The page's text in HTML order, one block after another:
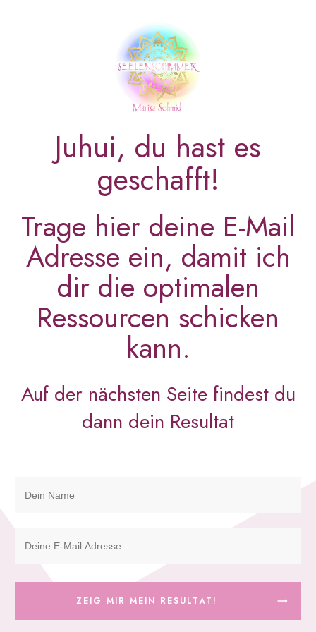
Juhui, du hast es
geschafft!
Trage hier deine E-Mail
Adresse ein, damit ich
dir die optimalen
Ressourcen schicken
kann.
Auf der nächsten Seite findest du
dann dein Resultat
ZEIG MIR MEIN RESULTAT!